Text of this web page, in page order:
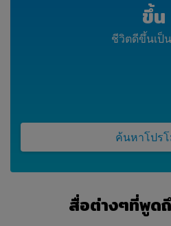
ขึ้น
ชีวิตดีขึ้นเป็
ค้นหาโปร
สื่อต่างๆที่พูด